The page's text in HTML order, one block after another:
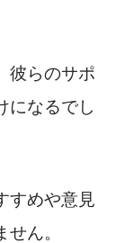
彼らのサポ
になるでし
すめや意見
ん。